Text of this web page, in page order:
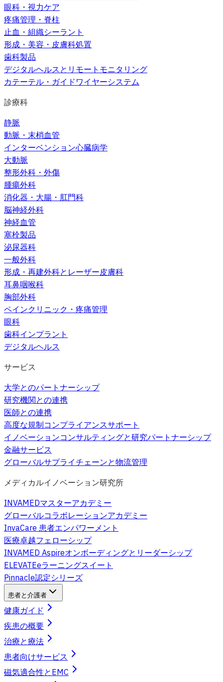
眼科・視力ケア
疼痛管理・脊柱
止血・組織シーラント
形成・美容・皮膚科処置
歯科製品
デジタルヘルスとリモートモニタリング
カテーテル・ガイドワイヤーシステム
診療科
静脈
動脈・末梢血管
インターベンション心臓病学
大動脈
整形外科・外傷
腫瘍外科
消化器・大腸・肛門科
脳神経外科
神経血管
塞栓製品
泌尿器科
一般外科
形成・再建外科とレーザー皮膚科
耳鼻咽喉科
胸部外科
ペインクリニック・疼痛管理
眼科
歯科インプラント
デジタルヘルス
サービス
大学とのパートナーシップ
研究機関との連携
医師との連携
高度な規制コンプライアンスサポート
イノベーションコンサルティングと研究パートナーシップ
金融サービス
グローバルサプライチェーンと物流管理
メディカルイノベーション研究所
INVAMEDマスターアカデミー
グローバルコラボレーションアカデミー
InvaCare 患者エンパワーメント
医療卓越フェローシップ
INVAMED Aspireオンボーディングとリーダーシップ
ELEVATEeラーニングスイート
Pinnacle認定シリーズ
患者と介護者
健康ガイド
疾患の概要
治療と療法
患者向けサービス
磁気適合性とEMC